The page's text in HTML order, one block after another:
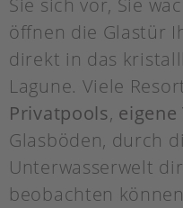
Sie sich vor, Sie
öffnen die Glastür
direkt in das
Lagune. Viele
Privatpools, eigene
Glasböden, durch
Unterwasserwelt
beobachten